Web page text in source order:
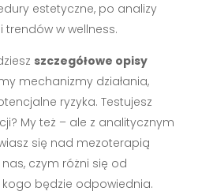
estetyczne, po analizy
trendów w wellness.
szczegółowe opisy
mechanizmy działania,
ryzyka. Testujesz
My też – ale z analitycznym
się nad mezoterapią
nas, czym różni się od
kogo będzie odpowiednia.